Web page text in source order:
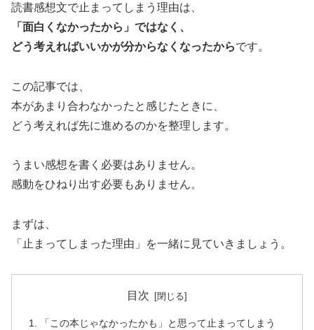
読書感想文で止まってしまう理由は、
「面白くなかったから」ではなく、
どう考えればいいかが分からなくなったからです。
この記事では、
本があまり合わなかったと感じたときに、
どう考えれば先に進めるのかを整理します。
うまい感想を書く必要はありません。
感動をひねり出す必要もありません。
まずは、
「止まってしまった理由」を一緒に見ていきましょう。
目次
「この本じゃなかったかも」と思って止まってしまう